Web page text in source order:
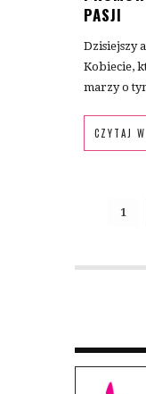
PASJI
Dzisiejszy
Kobiecie,
marzy o
CZYTAJ
1